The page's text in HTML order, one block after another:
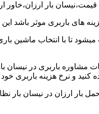
قیمت،نیسان بار
های باربری موثر باشد
تا با انتخاب ماشین
باربری در نیسان بار
کنید و نرخ هزینه باربری
بار ارزان در نیسان بار